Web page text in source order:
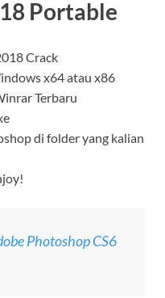
Portable
Crack
x64 atau x86
Terbaru
di folder yang kalian
Photoshop CS6